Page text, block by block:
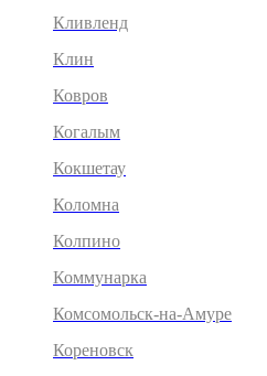
Кливленд
Клин
Ковров
Когалым
Кокшетау
Коломна
Колпино
Коммунарка
Комсомольск-на-Амуре
Кореновск